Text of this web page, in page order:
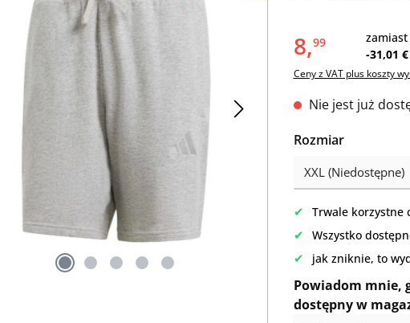
8,99 zamiast
-31,01 €
Ceny z VAT plus koszty
Nie jest już
Wybierz
Rozmiar
✔ Trwale korzystne
✔ Wszystko
✔ jak zniknie, to
Powiadom mnie,
dostępny w